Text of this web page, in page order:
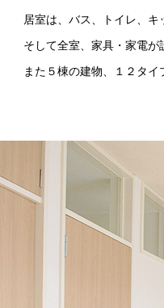
居室は、バス、トイレ、
そして全室、家具・家電が
また５棟の建物、１２タ